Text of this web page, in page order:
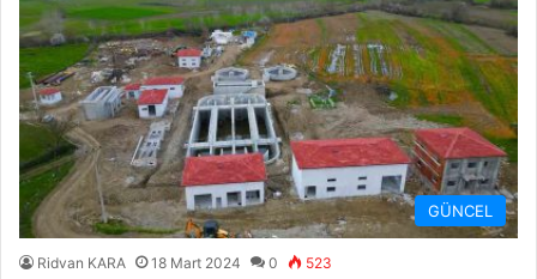
GÜNCEL
Ridvan KARA 18 Mart 2024 0 523